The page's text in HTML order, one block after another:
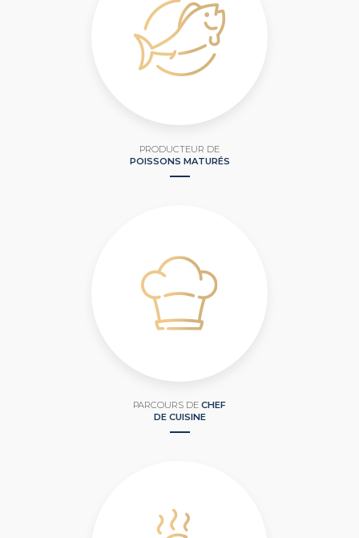
PRODUCTEUR DE
POISSONS MATURÉS
PARCOURS DE CHEF
DE CUISINE